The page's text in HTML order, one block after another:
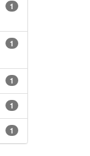
1
1
1
1
1